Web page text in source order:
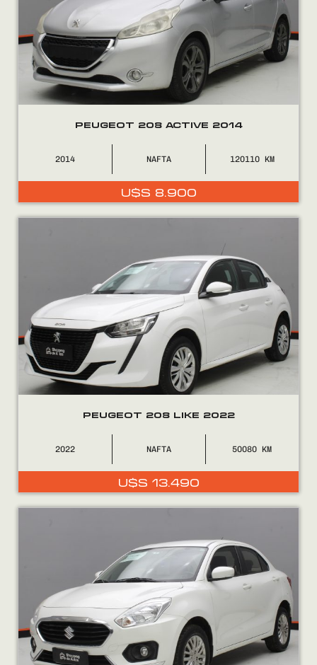
PEUGEOT 208 ACTIVE 2014
2014 NAFTA 120110
U$S 8.900
PEUGEOT 208 LIKE 2022
2022 NAFTA 50080
U$S 13.490